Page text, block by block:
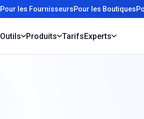
Pour les FournisseursPour les Boutiques
Outils Produits TarifsExperts